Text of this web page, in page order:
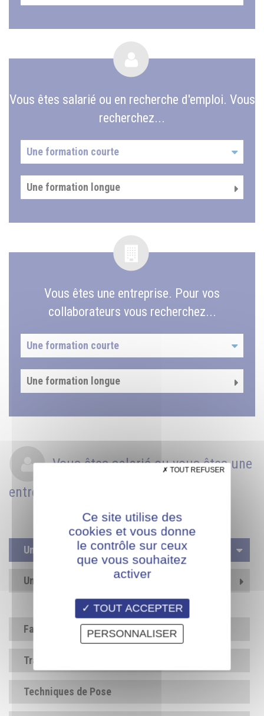
Vous êtes salarié ou en recherche d'emploi. Vous
recherchez...
Une formation courte
Une formation longue
Vous êtes une entreprise. Pour vos
collaborateurs vous recherchez...
Une formation courte
Une formation longue
Vous êtes salarié ou vous êtes une
entreprise. Vous recherchez...
Une formation courte
Une formation longue
Fabrication, Usinage et Sécurité
Traitement de Surface
Techniques de Pose
Ce site utilise des
cookies et vous donne
le contrôle sur ceux
que vous souhaitez
activer
TOUT ACCEPTER
TOUT REFUSER
PERSONNALISER